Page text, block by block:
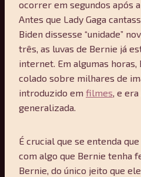
ocorrer em segundos após a
Antes que Lady Gaga
Biden dissesse “unidade”
três, as luvas de Bernie já
internet. Em algumas horas,
colado sobre milhares de
introduzido em filmes , e
generalizada.
É crucial que se entenda
com algo que Bernie tenha
Bernie, do único jeito que